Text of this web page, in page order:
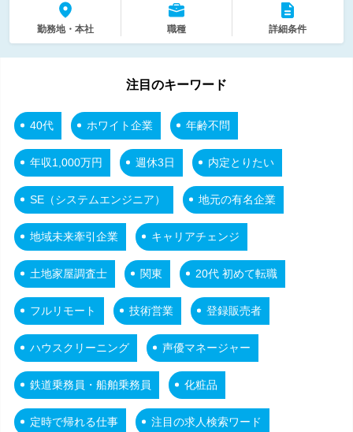
勤務地・本社 職種 詳細条件
注目のキーワード
40代 ホワイト企業 年齢不問
年収1,000万円 週休3日 内定とりたい
SE（システムエンジニア） 地元の有名企業
地域未来牽引企業 キャリアチェンジ
土地家屋調査士 関東 20代 初めて転職
フルリモート 技術営業 登録販売者
ハウスクリーニング 声優マネージャー
鉄道乗務員・船舶乗務員 化粧品
定時で帰れる仕事 注目の求人検索ワード